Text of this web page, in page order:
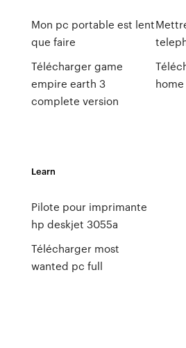
Mon pc portable est lent
que faire
Télécharger game
empire earth 3
complete version
Learn
Pilote pour imprimante
hp deskjet 3055a
Télécharger most
wanted pc full